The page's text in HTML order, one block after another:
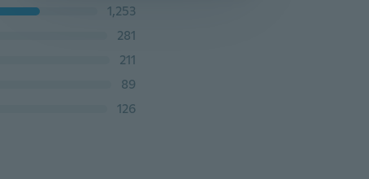
1,253
281
211
89
126